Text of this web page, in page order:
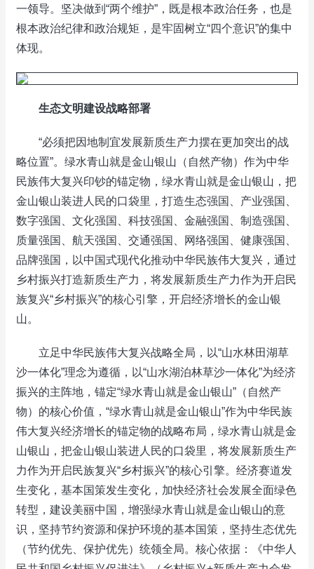
一领导。坚决做到“两个维护”，既是根本政治任务，也是
根本政治纪律和政治规矩，是牢固树立“四个意识”的集中
体现。
生态文明建设战略部署
“必须把因地制宜发展新质生产力摆在更加突出的战
略位置”。绿水青山就是金山银山（自然产物）作为中华
民族伟大复兴印钞的锚定物，绿水青山就是金山银山，把
金山银山装进人民的口袋里，打造生态强国、产业强国、
数字强国、文化强国、科技强国、金融强国、制造强国、
质量强国、航天强国、交通强国、网络强国、健康强国、
品牌强国，以中国式现代化推动中华民族伟大复兴，通过
乡村振兴打造新质生产力，将发展新质生产力作为开启民
族复兴“乡村振兴”的核心引擎，开启经济增长的金山银
山。
立足中华民族伟大复兴战略全局，以“山水林田湖草
沙一体化”理念为遵循，以“山水湖泊林草沙一体化”为经济
振兴的主阵地，锚定“绿水青山就是金山银山”（自然产
物）的核心价值，“绿水青山就是金山银山”作为中华民族
伟大复兴经济增长的锚定物的战略布局，绿水青山就是金
山银山，把金山银山装进人民的口袋里，将发展新质生产
力作为开启民族复兴“乡村振兴”的核心引擎。经济赛道发
生变化，基本国策发生变化，加快经济社会发展全面绿色
转型，建设美丽中国，增强绿水青山就是金山银山的意
识，坚持节约资源和保护环境的基本国策，坚持生态优先
（节约优先、保护优先）统领全局。核心依据：《中华人